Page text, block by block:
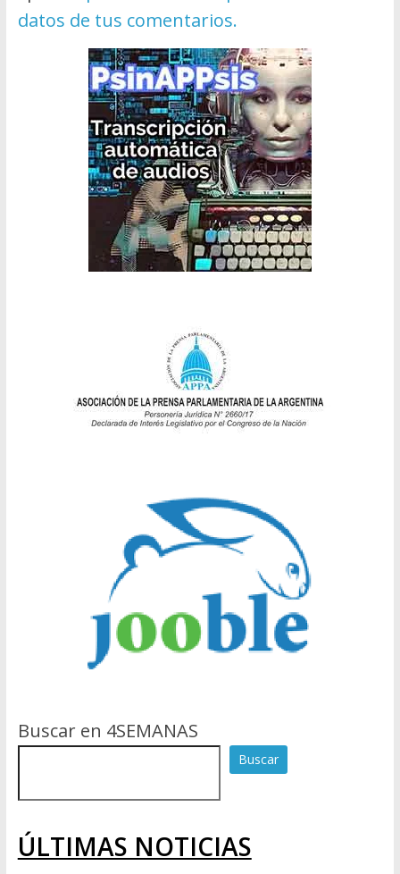
datos de tus comentarios.
Buscar en 4SEMANAS
Buscar
ÚLTIMAS NOTICIAS